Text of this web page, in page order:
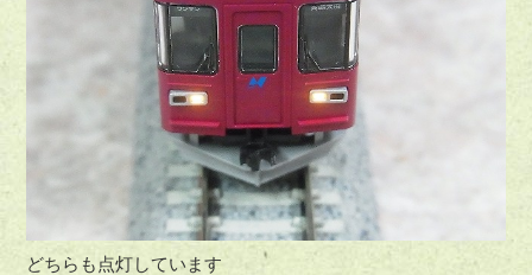
どちらも点灯しています